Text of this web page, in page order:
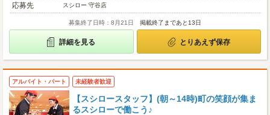
応募先
スシロー 守谷店
募集終了日時：8月21日 掲載終了まであと13日
詳細を見る とりあえず保存
アルバイト・パート 未経験者歓迎
【スシロースタッフ】(朝～14時)町の笑顔が集ま
るスシローで働こう♪